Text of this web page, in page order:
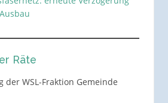
Räte
der WSL-Fraktion Gemeinde